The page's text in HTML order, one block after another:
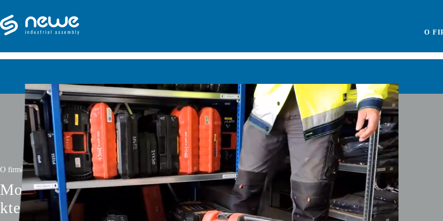
O
O firmě
Montáž bez kompromisů, kvalita na
kterou se můžete spolehnout.